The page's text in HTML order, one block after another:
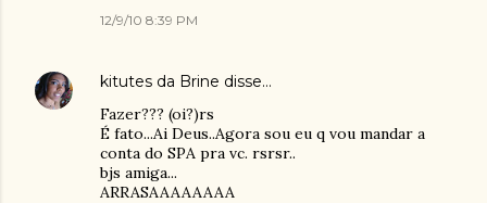
12/9/10 8:39 PM
kitutes da Brine disse…
Fazer??? (oi?)rs
É fato...Ai Deus..Agora sou eu q vou mandar a
conta do SPA pra vc. rsrsr..
bjs amiga...
ARRASAAAAAAAA